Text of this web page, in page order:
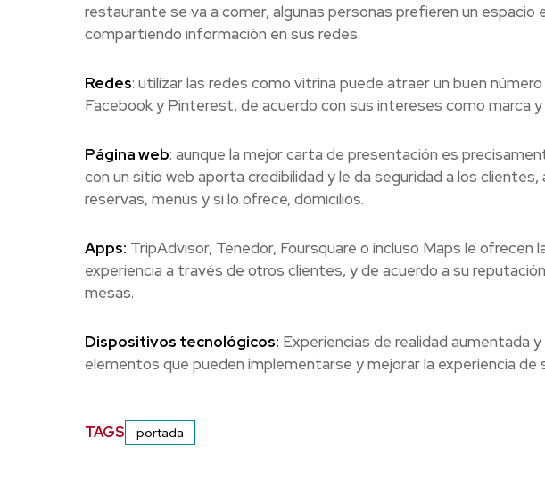
restaurante se va a comer, algunas personas prefieren un espacio
compartiendo información en sus redes.
Redes: utilizar las redes como vitrina puede atraer un buen
Facebook y Pinterest, de acuerdo con sus intereses como marca
Página web: aunque la mejor carta de presentación es
con un sitio web aporta credibilidad y le da seguridad a los
reservas, menús y si lo ofrece, domicilios.
Apps: TripAdvisor, Tenedor, Foursquare o incluso Maps le ofrecen
experiencia a través de otros clientes, y de acuerdo a su
mesas.
Dispositivos tecnológicos: Experiencias de realidad aumentada
elementos que pueden implementarse y mejorar la experiencia de
TAGS portada